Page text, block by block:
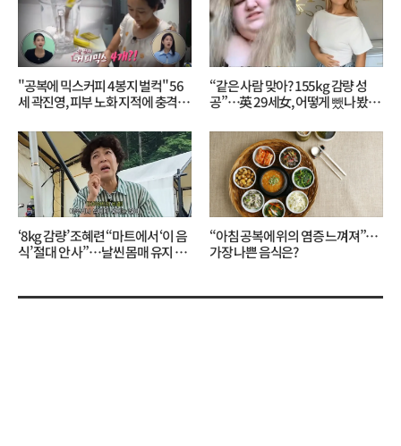
"공복에 믹스커피 4봉지 벌컥" 56
세 곽진영, 피부 노화 지적에 충격…
“같은 사람 맞아? 155kg 감량 성
공”…英 29세女, 어떻게 뺐나 봤더
‘8kg 감량’ 조혜련 “마트에서 ‘이 음
식’ 절대 안 사”…날씬 몸매 유지 비
“아침 공복에 위의 염증 느껴져”…
가장 나쁜 음식은?